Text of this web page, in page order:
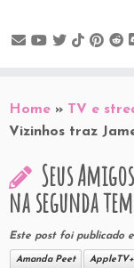
to
content
Home » TV e
Vizinhos traz
Seus
na segunda
Este post foi publicado
Amanda Peet AppleTV+